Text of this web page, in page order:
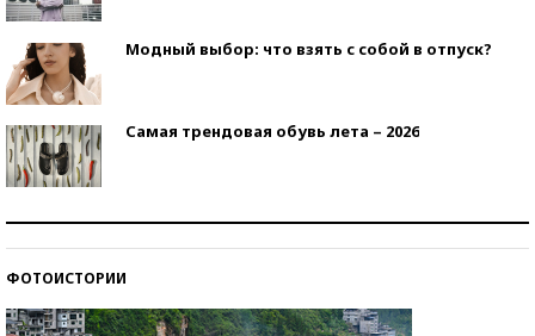
Модный выбор: что взять с собой в отпуск?
Самая трендовая обувь лета – 2026
ФОТОИСТОРИИ